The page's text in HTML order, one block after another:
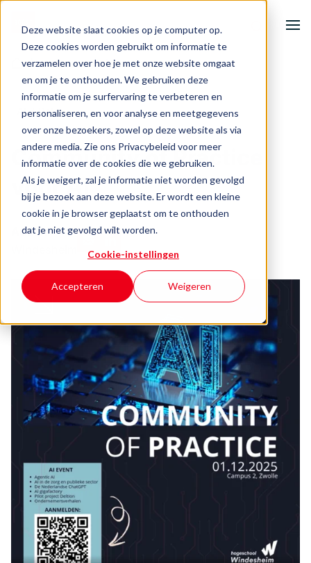
Deze website slaat cookies op je computer op.
Deze cookies worden gebruikt om informatie te
verzamelen over hoe je met onze website omgaat
en om je te onthouden. We gebruiken deze
informatie om je surfervaring te verbeteren en
personaliseren, en voor analyse en meetgegevens
over onze bezoekers, zowel op deze website als via
andere media. Zie ons Privacybeleid voor meer
informatie over de cookies die we gebruiken.
Als je weigert, zal je informatie niet worden gevolgd
bij je bezoek aan deze website. Er wordt een kleine
cookie in je browser geplaatst om te onthouden
dat je niet gevolgd wilt worden.
Cookie-instellingen
Accepteren Weigeren
Onze activiteiten
Ondernemersuitdagingen
Events & inspiratie
Over BOOST
Contact
| Community of Practice voor AI
AI & Data
Community of Practice
voor AI
Author